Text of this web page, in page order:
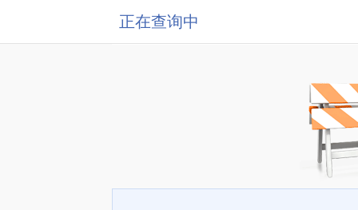
正在查询中